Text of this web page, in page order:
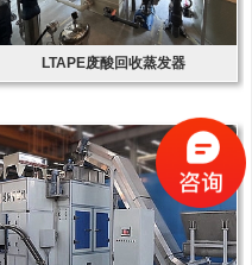
LTAPE废酸回收蒸发器